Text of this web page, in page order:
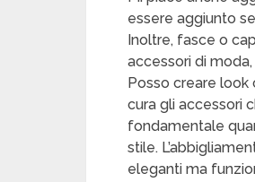
essere aggiunto
Inoltre, fasce o
accessori di
Posso creare
cura gli accessori
fondamentale
stile.
eleganti ma